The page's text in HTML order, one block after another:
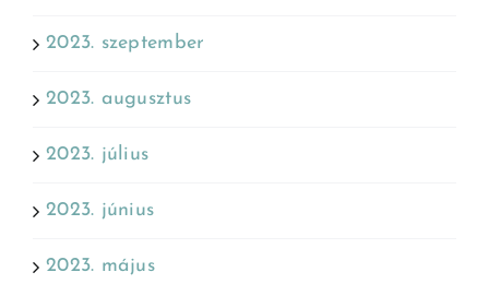
2023. szeptember
2023. augusztus
2023. július
2023. június
2023. május